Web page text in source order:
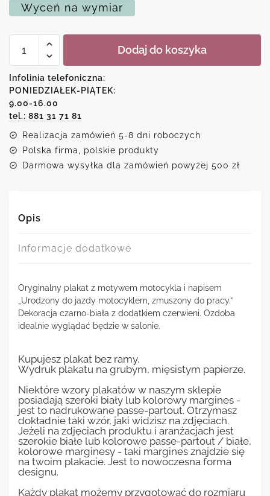
Wyceń na wymiar
ilość
Plakat
do
jazdy
motocyklem
Dodaj do koszyka
Infolinia telefoniczna:
PONIEDZIAŁEK-PIĄTEK:
9.00-16.00
tel.: 881 31 71 81
Realizacja zamówień 5-8 dni roboczych
Polska firma, polskie produkty
Darmowa wysyłka dla zamówień powyżej 500 zł
Opis
Informacje dodatkowe
Oryginalny plakat z motywem motocykla i napisem
„Urodzony do jazdy motocyklem, zmuszony do pracy.”
Dekoracja czarno-biała z dodatkiem czerwieni. Ozdoba
idealnie wyglądać będzie w salonie.
Kupujesz plakat bez ramy.
Wydruk plakatu na grubym, mięsistym papierze.
Niektóre wzory plakatów w naszym sklepie
posiadają szeroki biały lub kolorowy margines -
jest to nadrukowane passe-partout. Otrzymasz
dokładnie taki wzór, jaki widzisz na zdjęciach.
Jeżeli na zdjęciach produktu i aranżacjach jest
szerokie białe lub kolorowe passe-partout / białe,
kolorowe marginesy - taki margines znajdzie się
na twoim plakacie. Jest to nowoczesna forma
designu.
Każdy plakat możemy przygotować do rozmiaru